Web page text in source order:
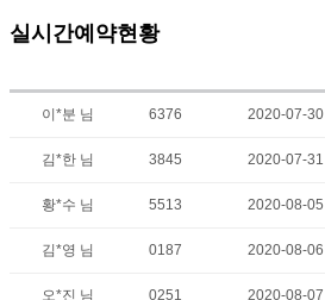
실시간예약현황
이*분 님 6376 2020-07-30
김*한 님 3845 2020-07-31
황*수 님 5513 2020-08-05
김*영 님 0187 2020-08-06
오*진 님 0251 2020-08-07